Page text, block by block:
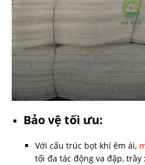
Bảo vệ tối ưu:
Với cấu trúc bọt khí êm ái,
tối đa tác động va đập,